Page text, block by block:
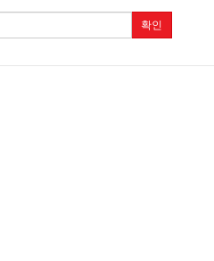
확인